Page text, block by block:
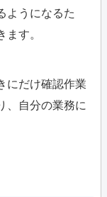
ようになるた
す。
にだけ確認作業
、自分の業務に